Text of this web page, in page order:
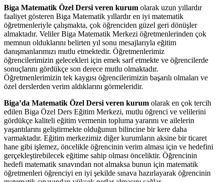
Biga Matematik Özel Dersi veren kurum olarak uzun yıllardır
faaliyet gösteren Biga Matematik yıllardır en iyi matematik
öğretmenleriyle çalışmakta, çok öğrenciden güzel geri dönüşler
almaktadır. Veliler Biga Matematik Merkezi öğretmenlerinden çok
memnun olduklarını belirten yıl sonu mesajlarıyla eğitim
danışmanlarımızı mutlu etmektedir. Öğretmenlerimiz
öğrencilerimizin gelecekleri için emek sarf etmekte ve öğrencilerde
sonuçlarını gördükçe son derece mutlu olmaktadır.
Öğretmenlerimizin tek kaygısı öğrencilerimizin başarılı olmaları ve
özel derslerden verim aldıklarını görmeleridir.
Biga’da Matematik Özel Dersi veren kurum olarak en çok tercih
edilen Biga Özel Ders Eğitim Merkezi, mutlu öğrenci ve velilerini
gördükçe kaliteli eğitim vermenin topluma yararını ve ailelerin
yaşantılarını geliştirmekte olduğunun bilincine bir kere daha
varmaktadır. Eğitim merkezimiz diğer kurumların aksine bir ticaret
hane gibi işlemez, öncelikle öğrencinin verim alması için ve hedefini
gerçekleştirebilecek eğitime sahip olması önceliktir. Öğrencinin
hedefi matematik sınavından not almaksa bunun için matematik
öğretmenleri öğrenciyi en iyi şekilde sınava hazırlayarak öğrencinin